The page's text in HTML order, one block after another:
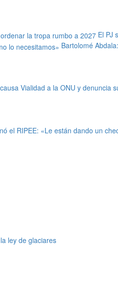
El PJ
Bartolomé
Vialidad a la ONU y denuncia
el RIPEE: «Le están dando un
ley de glaciares